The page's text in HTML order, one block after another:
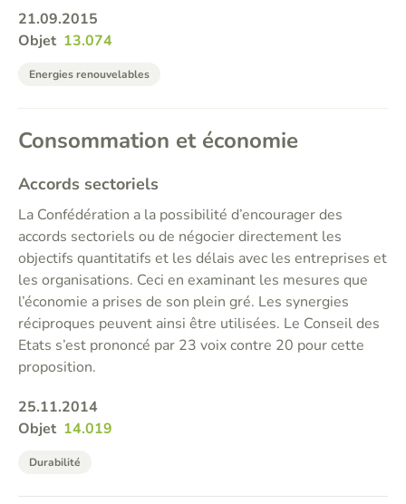
21.09.2015
Objet 13.074
Energies renouvelables
Consommation et économie
Accords sectoriels
La Confédération a la possibilité d’encourager des
accords sectoriels ou de négocier directement les
objectifs quantitatifs et les délais avec les entreprises et
les organisations. Ceci en examinant les mesures que
l’économie a prises de son plein gré. Les synergies
réciproques peuvent ainsi être utilisées. Le Conseil des
Etats s’est prononcé par 23 voix contre 20 pour cette
proposition.
25.11.2014
Objet 14.019
Durabilité